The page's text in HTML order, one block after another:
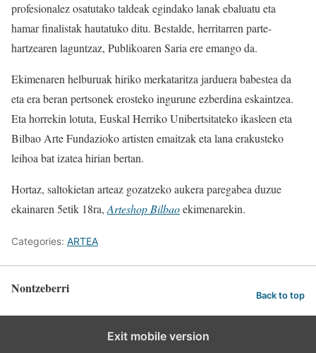
profesionalez osatutako taldeak egindako lanak ebaluatu eta
hamar finalistak hautatuko ditu. Bestalde, herritarren parte-
hartzearen laguntzaz, Publikoaren Saria ere emango da.
Ekimenaren helburuak hiriko merkataritza jarduera babestea da
eta era beran pertsonek erosteko ingurune ezberdina eskaintzea.
Eta horrekin lotuta, Euskal Herriko Unibertsitateko ikasleen eta
Bilbao Arte Fundazioko artisten emaitzak eta lana erakusteko
leihoa bat izatea hirian bertan.
Hortaz, saltokietan arteaz gozatzeko aukera paregabea duzue
ekainaren 5etik 18ra,Arteshop Bilbaoekimenarekin.
Categories: ARTEA
Nontzeberri Back to top
Exit mobile version